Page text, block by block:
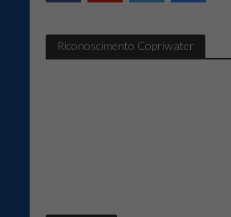
Riconoscimento Copriwater